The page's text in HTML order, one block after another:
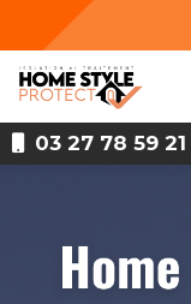
contenu
principal
03 27 78 59 21